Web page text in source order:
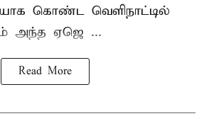
கொண்ட வெளிநாட்டில்
அந்த ஏஜெ ...
Read More